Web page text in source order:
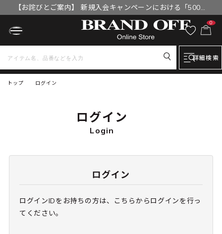
【お詫びとご案内】 新規入会キャンペーンにおける「500円
OFFクーポン」付与漏れと補填について
0
詳細検索
トップ ログイン
ログイン
Login
ログイン
ログインIDをお持ちの方は、こちらからログインを行っ
てください。